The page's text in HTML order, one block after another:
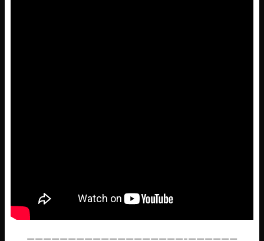
———————————————————-——————